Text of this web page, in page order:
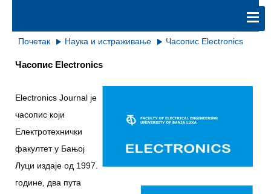
Почетак Наука и истраживање Часопис Electronics
Часопис Electronics
Electronics Journal је
часопис који
Електротехнички
факултет у Бањој
Луци издаје од 1997.
године, два пута